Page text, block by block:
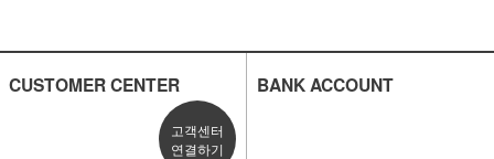
CUSTOMER CENTER
고객센터
연결하기
BANK ACCOUNT